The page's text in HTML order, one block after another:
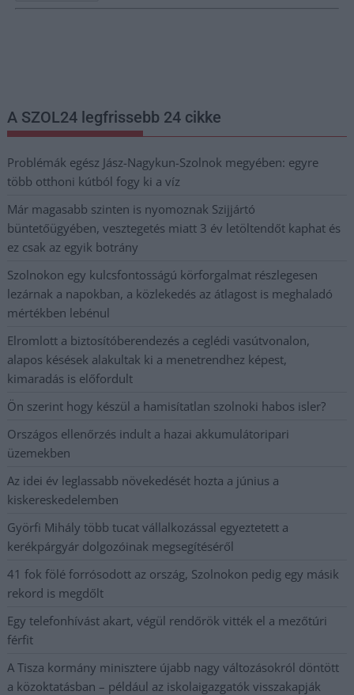
A SZOL24 legfrissebb 24 cikke
Problémák egész Jász-Nagykun-Szolnok megyében: egyre
több otthoni kútból fogy ki a víz
Már magasabb szinten is nyomoznak Szijjártó
büntetőügyében, vesztegetés miatt 3 év letöltendőt kaphat és
ez csak az egyik botrány
Szolnokon egy kulcsfontosságú körforgalmat részlegesen
lezárnak a napokban, a közlekedés az átlagost is meghaladó
mértékben lebénul
Elromlott a biztosítóberendezés a ceglédi vasútvonalon,
alapos késések alakultak ki a menetrendhez képest,
kimaradás is előfordult
Ön szerint hogy készül a hamisítatlan szolnoki habos isler?
Országos ellenőrzés indult a hazai akkumulátoripari
üzemekben
Az idei év leglassabb növekedését hozta a június a
kiskereskedelemben
Györfi Mihály több tucat vállalkozással egyeztetett a
kerékpárgyár dolgozóinak megsegítéséről
41 fok fölé forrósodott az ország, Szolnokon pedig egy másik
rekord is megdőlt
Egy telefonhívást akart, végül rendőrök vitték el a mezőtúri
férfit
A Tisza kormány minisztere újabb nagy változásokról döntött
a közoktatásban – például az iskolaigazgatók visszakapják